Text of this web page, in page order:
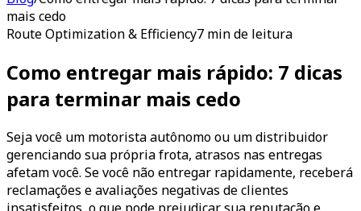
mais cedo
Route Optimization & Efficiency7 min de leitura
Como entregar mais rápido: 7 dicas
para terminar mais cedo
Seja você um motorista autônomo ou um distribuidor
gerenciando sua própria frota, atrasos nas entregas
afetam você. Se você não entregar rapidamente, receberá
reclamações e avaliações negativas de clientes